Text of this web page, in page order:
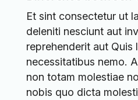
Et sint consectetur ut
deleniti nesciunt aut
reprehenderit aut Quis
necessitatibus nemo.
non totam molestiae
nobis quo dicta